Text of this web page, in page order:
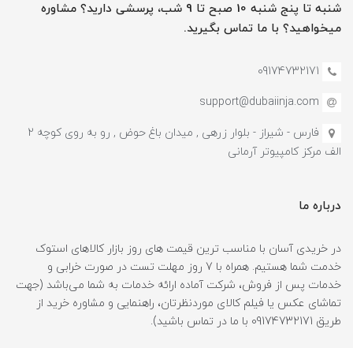
شنبه تا پنج شنبه 10 صبح تا 9 شب، پرسشی دارید؟ مشاوره
میخواهید؟ با ما تماس بگیرید.
09174732171
support@dubaiinja.com
فارس - شیراز - بلوار زرهی , میدان باغ حوض , رو به روی کوچه 2
الف مرکز کامپیوتر آرمانی
درباره ما
در خریدی آسان با مناسب ترین قیمت های روز بازار کالاهای استوک
خدمت شما هستیم. همراه با 7 روز مهلت تست در صورت خرابی و
خدمات پس از فروش، شرکت آماده ارائه خدمات به شما می‌باشد (جهت
تماشای عکس یا فیلم کالای موردنظرتان، راهنمایی و مشاوره خرید از
طریق 09174732171 با ما در تماس باشید).